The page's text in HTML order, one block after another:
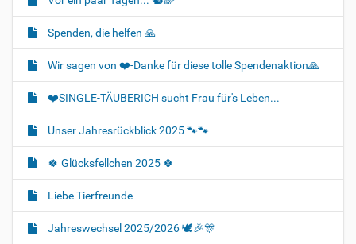
Spenden, die helfen 🙏
Wir sagen von ❤️-Danke für diese tolle Spendenaktion🙏
❤️SINGLE-TÄUBERICH sucht Frau für's Leben...
Unser Jahresrückblick 2025 🐾🐾
🍀 Glücksfellchen 2025 🍀
Liebe Tierfreunde
Jahreswechsel 2025/2026 🕊🎉🎊